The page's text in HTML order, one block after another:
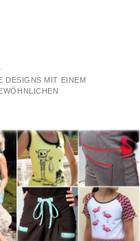
DESIGNS MIT EINEM